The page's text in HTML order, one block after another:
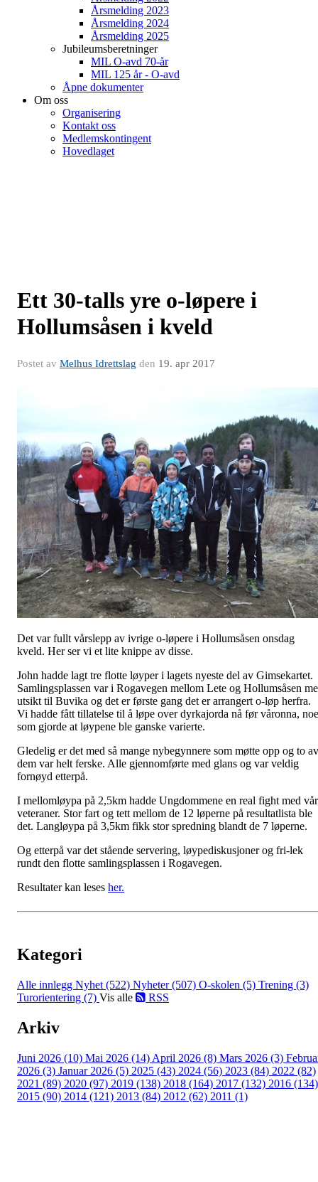
Årsmelding 2023
Årsmelding 2024
Årsmelding 2025
Jubileumsberetninger
MIL O-avd 70-år
MIL 125 år - O-avd
Åpne dokumenter
Om oss
Organisering
Kontakt oss
Medlemskontingent
Hovedlaget
Ett 30-talls yre o-løpere i
Hollumsåsen i kveld
Postet av Melhus Idrettslag den 19. apr 2017
Det var fullt vårslepp av ivrige o-løpere i Hollumsåsen onsdag
kveld. Her ser vi et lite knippe av disse.
John hadde lagt tre flotte løyper i lagets nyeste del av Gimsekartet.
Samlingsplassen var i Rogavegen mellom Lete og Hollumsåsen
utsikt til Buvika og det er første gang det er arrangert o-løp herfra.
Vi hadde fått tillatelse til å løpe over dyrkajorda nå før våronna, noe
som gjorde at løypene ble ganske varierte.
Gledelig er det med så mange nybegynnere som møtte opp og to av
dem var helt ferske. Alle gjennomførte med glans og var veldig
fornøyd etterpå.
I mellomløypa på 2,5km hadde Ungdommene en real fight med
veteraner. Stor fart og tett mellom de 12 løperne på resultatlista ble
det. Langløypa på 3,5km fikk stor spredning blandt de 7 løperne.
Og etterpå var det stående servering, løypediskusjoner og fri-lek
rundt den flotte samlingsplassen i Rogavegen.
Resultater kan leses her.
Kategori
Alle innlegg Nyhet (522) Nyheter (507) O-skolen (5) Trening (3)
Turorientering (7) Vis alle RSS
Arkiv
Juni 2026 (10) Mai 2026 (14) April 2026 (8) Mars 2026 (3)
2026 (3) Januar 2026 (5) 2025 (43) 2024 (56) 2023 (84) 2022 (82)
2021 (89) 2020 (97) 2019 (138) 2018 (164) 2017 (132) 2016 (134)
2015 (90) 2014 (121) 2013 (84) 2012 (62) 2011 (1)